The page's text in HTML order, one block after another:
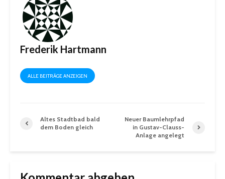
Frederik Hartmann
ALLE BEITRÄGE ANZEIGEN
Altes Stadtbad bald
dem Boden gleich
Neuer Baumlehrpfad
in Gustav-Clauss-
Anlage angelegt